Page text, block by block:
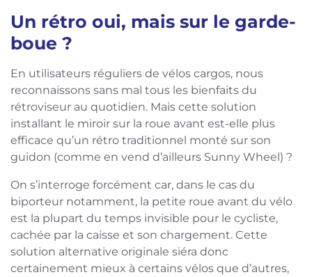
Un rétro oui, mais sur le garde-
boue ?
En utilisateurs réguliers de vélos cargos, nous
reconnaissons sans mal tous les bienfaits du
rétroviseur au quotidien. Mais cette solution
installant le miroir sur la roue avant est-elle plus
efficace qu’un rétro traditionnel monté sur son
guidon (comme en vend d’ailleurs Sunny Wheel) ?
On s’interroge forcément car, dans le cas du
biporteur notamment, la petite roue avant du vélo
est la plupart du temps invisible pour le cycliste,
cachée par la caisse et son chargement. Cette
solution alternative originale siéra donc
certainement mieux à certains vélos que d’autres,